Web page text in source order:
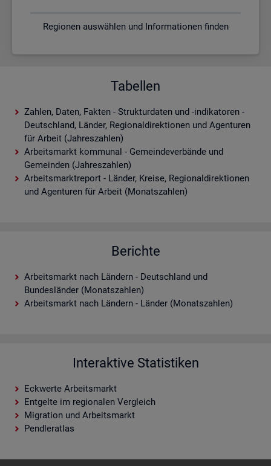
Regionen auswählen und Informationen finden
Tabellen
Zahlen, Daten, Fakten - Strukturdaten und -indikatoren -
Deutschland, Länder, Regionaldirektionen und Agenturen
für Arbeit (Jahreszahlen)
Arbeitsmarkt kommunal - Gemeindeverbände und
Gemeinden (Jahreszahlen)
Arbeitsmarktreport - Länder, Kreise, Regionaldirektionen
und Agenturen für Arbeit (Monatszahlen)
Berichte
Arbeitsmarkt nach Ländern - Deutschland und
Bundesländer (Monatszahlen)
Arbeitsmarkt nach Ländern - Länder (Monatszahlen)
Interaktive Statistiken
Eckwerte Arbeitsmarkt
Entgelte im regionalen Vergleich
Migration und Arbeitsmarkt
Pendleratlas